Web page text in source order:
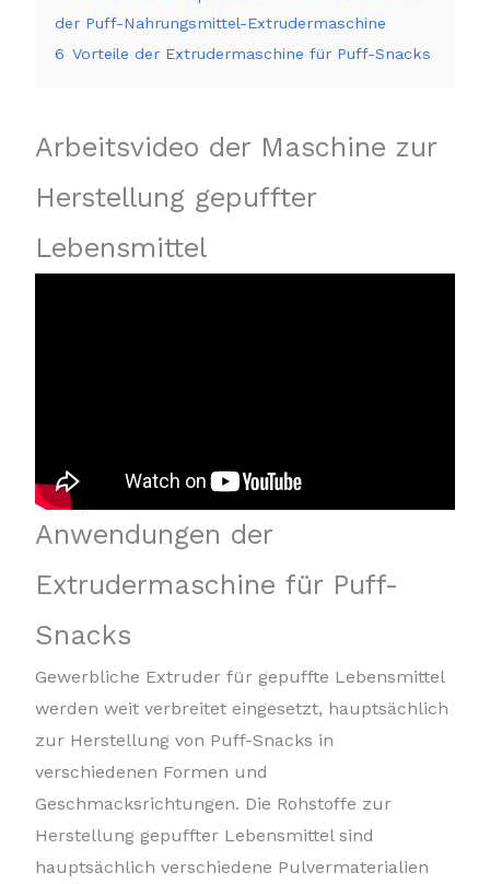
der Puff-Nahrungsmittel-Extrudermaschine
6 Vorteile der Extrudermaschine für Puff-Snacks
Arbeitsvideo der Maschine zur
Herstellung gepuffter
Lebensmittel
Anwendungen der
Extrudermaschine für Puff-
Snacks
Gewerbliche Extruder für gepuffte Lebensmittel
werden weit verbreitet eingesetzt, hauptsächlich
zur Herstellung von Puff-Snacks in
verschiedenen Formen und
Geschmacksrichtungen. Die Rohstoffe zur
Herstellung gepuffter Lebensmittel sind
hauptsächlich verschiedene Pulvermaterialien